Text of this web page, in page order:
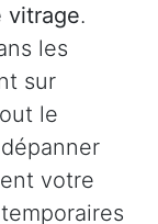
vitrage.
les
sur
le
votre